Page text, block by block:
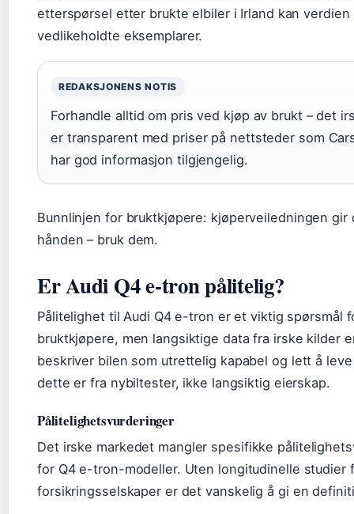
etterspørsel etter brukte elbiler i Irland kan
vedlikeholdte eksemplarer.
REDAKSJONENS NOTIS
Forhandle alltid om pris ved kjøp av brukt – det
er transparent med priser på nettsteder som
har god informasjon tilgjengelig.
Bunnlinjen for bruktkjøpere: kjøperveiledningen gir
hånden – bruk dem.
Er Audi Q4 e-tron pålitelig?
Pålitelighet til Audi Q4 e-tron er et viktig spørsmål
bruktkjøpere, men langsiktige data fra irske kilder
beskriver bilen som utrettelig kapabel og lett å
dette er fra nybiltester, ikke langsiktig eierskap.
Pålitelighetsvurderinger
Det irske markedet mangler spesifikke
for Q4 e-tron-modeller. Uten longitudinelle studier
forsikringsselskaper er det vanskelig å gi en